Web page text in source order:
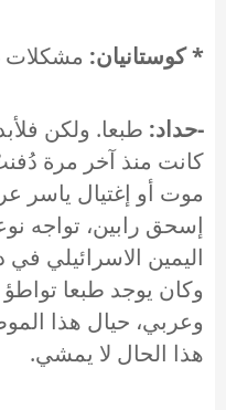
* كوستانيان: مشكلات
-حداد: طبعا. ولكن
كانت منذ آخر مرة
موت أو إغتيال ياسر
إسحق رابين، تواجه
اليمين الاسرائيلي
وكان يوجد طبعا
وعربي، حيال هذا
هذا الحال لا يمشي.